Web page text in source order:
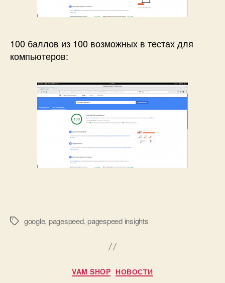
100 баллов из 100 возможных в тестах для
компьютеров:
Меткиgoogle, pagespeed,pagespeed insights
Рубрики
VAM SHOP НОВОСТИ